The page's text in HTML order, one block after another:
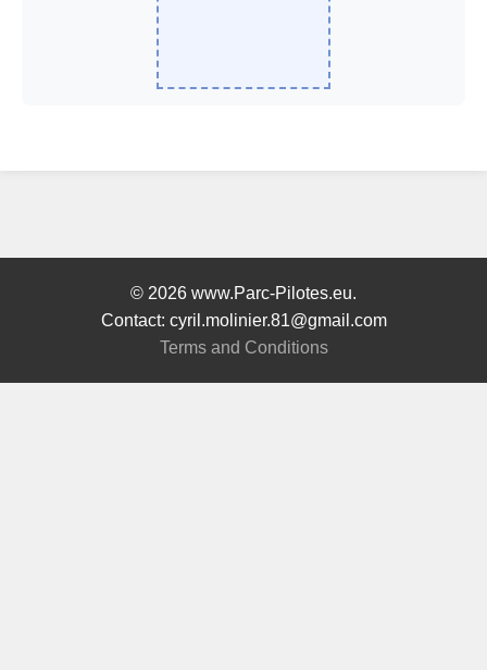
© 2026 www.Parc-Pilotes.eu.
Contact: cyril.molinier.81@gmail.com
Terms and Conditions